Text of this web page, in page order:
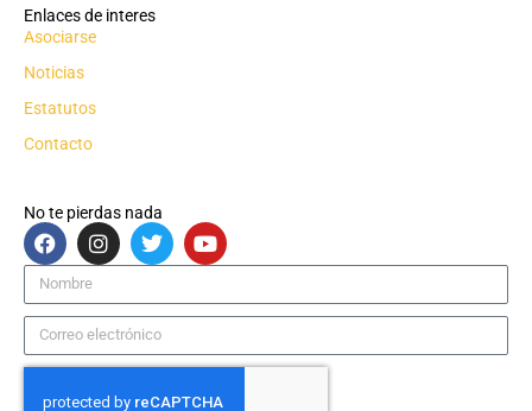
Enlaces de interes
Asociarse
Noticias
Estatutos
Contacto
No te pierdas nada
F
a
c
e
b
o
o
I
n
s
a
g
r
m
T
w
i
t
e
r
Y
o
u
u
e
Nombre
Correo
electrónico